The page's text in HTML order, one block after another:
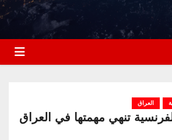
العراق
تنهي مهمتها في العراق